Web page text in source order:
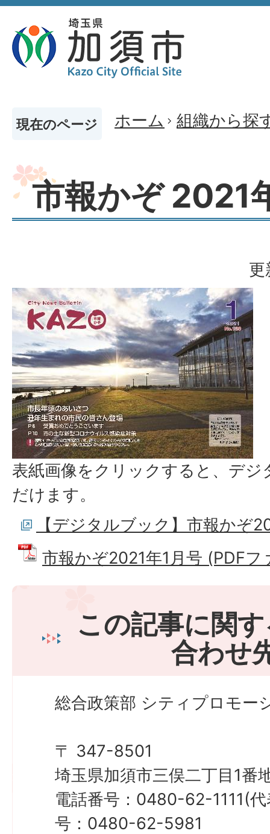
現在のページ ホーム 組織から探
市報かぞ 2021
更
表紙画像をクリックすると、デ
だけます。
【デジタルブック】市報かぞ
市報かぞ2021年1月号 (PDFフ
この記事に関
合わせ
総合政策部 シティプロモー
〒 347-8501
埼玉県加須市三俣二丁目1番
電話番号：0480-62-1111(
号：0480-62-5981